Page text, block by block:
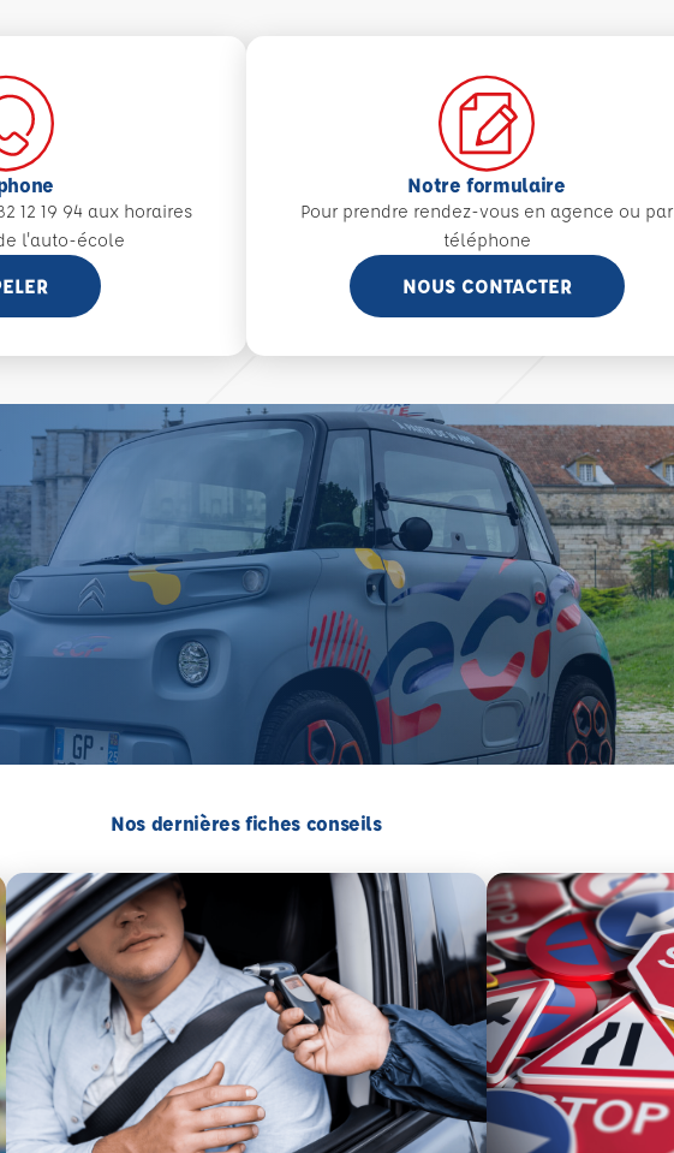
12 19 94 aux horaires
l'auto-école
Notre formulaire
Pour prendre rendez-vous en agence ou par
téléphone
NOUS CONTACTER
Nos dernières fiches conseils